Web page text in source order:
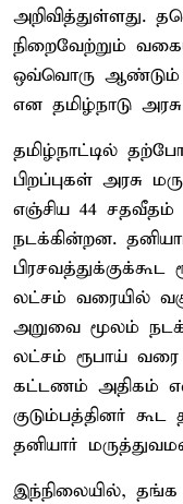
அறிவித்துள்ளது.
நிறைவேற்றும்
ஒவ்வொரு ஆண்டும்
என தமிழ்நாடு
தமிழ்நாட்டில்
பிறப்புகள் அரசு
எஞ்சிய 44 சதவீதம்
நடக்கின்றன.
லட்சம் வரையில்
அறுவை மூலம்
லட்சம் ரூபாய்
கட்டணம் அதிகம்
குடும்பத்தினர் கூட
தனியார்
இந்நிலையில்,